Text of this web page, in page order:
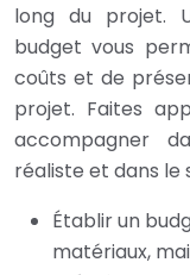
long du projet.
budget vous
coûts et de
projet. Faites
accompagner
réaliste et dans le
Établir un
matériaux,